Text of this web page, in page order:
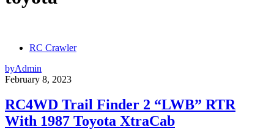
RC Crawler
byAdmin
February 8, 2023
RC4WD Trail Finder 2 “LWB” RTR
With 1987 Toyota XtraCab